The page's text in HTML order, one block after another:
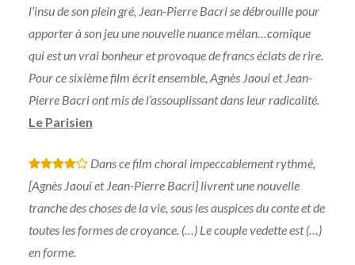
l’insu de son plein gré, Jean-Pierre Bacri se débrouille pour
apporter à son jeu une nouvelle nuance mélan…comique
qui est un vrai bonheur et provoque de francs éclats de rire.
Pour ce sixième film écrit ensemble, Agnès Jaoui et Jean-
Pierre Bacri ont mis de l’assouplissant dans leur radicalité.
Le Parisien
* * * *
Dans ce film choral impeccablement rythmé,
[Agnès Jaoui et Jean-Pierre Bacri] livrent une nouvelle
tranche des choses de la vie, sous les auspices du conte et de
toutes les formes de croyance. (…) Le couple vedette est (…)
en forme.